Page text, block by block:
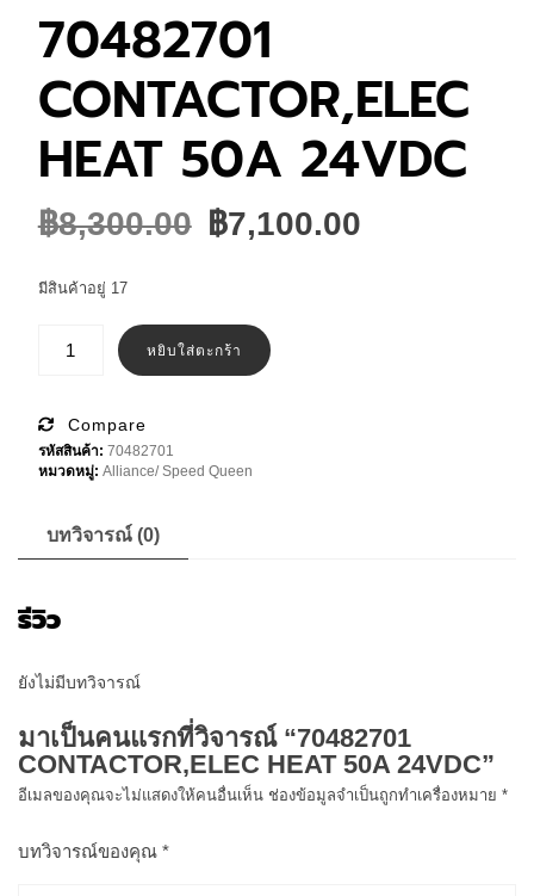
70482701
CONTACTOR,ELEC
HEAT 50A 24VDC
฿8,300.00 Original
฿8,300.00.
฿7,100.00
มีสินค้าอยู่ 17
70482701
CONTACTOR,ELEC
24VDC
ชิ้น
หยิบใส่ตะกร้า
Compare
รหัสสินค้า: 70482701
หมวดหมู่: Alliance/ Speed Queen
บทวิจารณ์ (0)
รีวิว
ยังไม่มีบทวิจารณ์
มาเป็นคนแรกที่วิจารณ์ “70482701
CONTACTOR,ELEC HEAT 50A 24VDC”
อีเมลของคุณจะไม่แสดงให้คนอื่นเห็น ช่องข้อมูลจำเป็นถูกทำเครื่องหมาย *
บทวิจารณ์ของคุณ *